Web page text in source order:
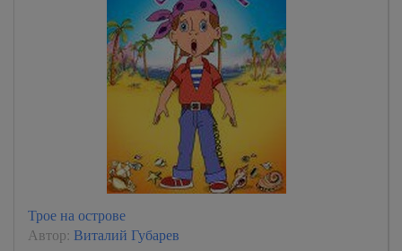
Трое на острове
Автор: Виталий Губарев